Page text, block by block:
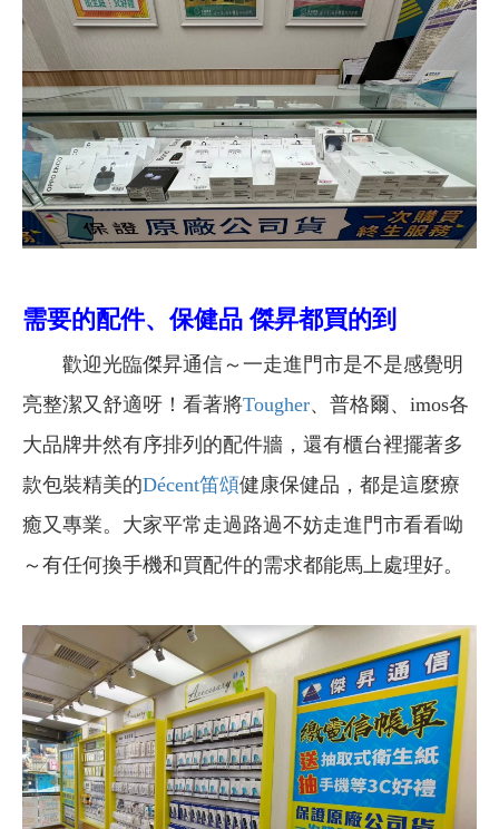
需要的配件、保健品 傑昇都買的到
歡迎光臨傑昇通信～一走進門市是不是感覺明
亮整潔又舒適呀！看著將Tougher、普格爾、imos各
大品牌井然有序排列的配件牆，還有櫃台裡擺著多
款包裝精美的Décent笛頌健康保健品，都是這麼療
癒又專業。大家平常走過路過不妨走進門市看看呦
～有任何換手機和買配件的需求都能馬上處理好。